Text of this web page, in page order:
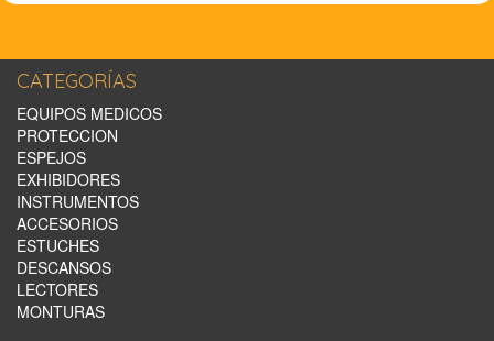
CATEGORÍAS
EQUIPOS MEDICOS
PROTECCION
ESPEJOS
EXHIBIDORES
INSTRUMENTOS
ACCESORIOS
ESTUCHES
DESCANSOS
LECTORES
MONTURAS